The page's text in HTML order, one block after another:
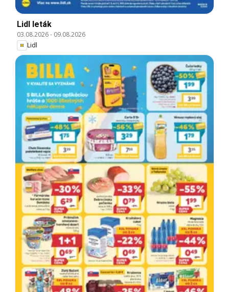
Lidl leták
03.08.2026- 09.08.2026
Lidl